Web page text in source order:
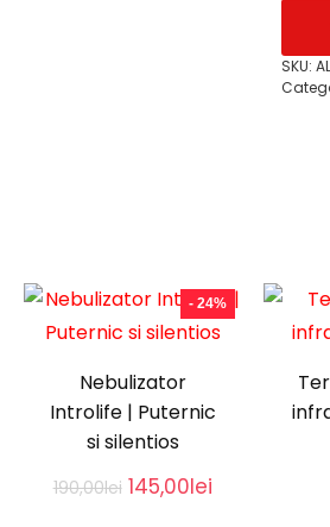
SKU:
- 24%
Nebulizator
Introlife | Puternic
si silentios
190,00lei Original
145,00leiCurrent